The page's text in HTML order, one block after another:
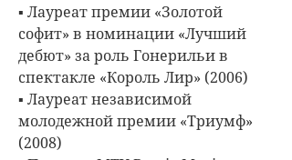
▪ Лауреат премии «Золотой
софит» в номинации «Лучший
дебют» за роль Гонерильи в
спектакле «Король Лир» (2006)
▪ Лауреат независимой
молодежной премии «Триумф»
(2008)